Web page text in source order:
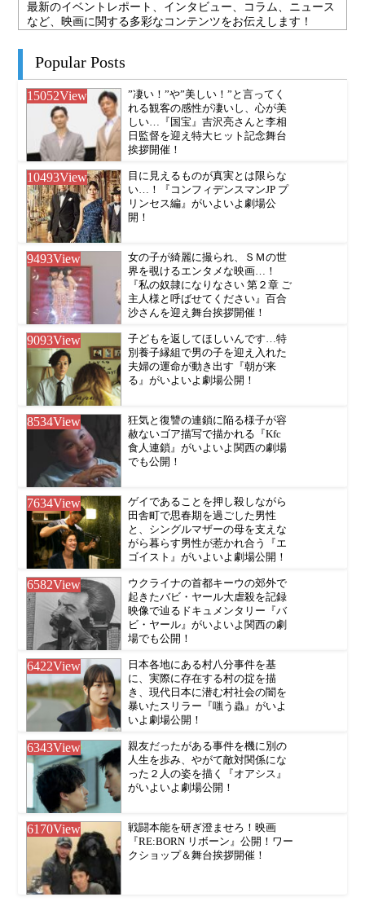
最新のイベントレポート、インタビュー、コラム、ニュース
など、映画に関する多彩なコンテンツをお伝えします！
Popular Posts
15052View
”凄い！”や”美しい！”と言ってく
れる観客の感性が凄いし、心が美
しい…『国宝』吉沢亮さんと李相
日監督を迎え特大ヒット記念舞台
挨拶開催！
10493View
目に見えるものが真実とは限らな
い…！『コンフィデンスマンJP プ
リンセス編』がいよいよ劇場公
開！
9493View
女の子が綺麗に撮られ、ＳＭの世
界を覗けるエンタメな映画…！
『私の奴隷になりなさい 第２章 ご
主人様と呼ばせてください』百合
沙さんを迎え舞台挨拶開催！
9093View
子どもを返してほしいんです…特
別養子縁組で男の子を迎え入れた
夫婦の運命が動き出す『朝が来
る』がいよいよ劇場公開！
8534View
狂気と復讐の連鎖に陥る様子が容
赦ないゴア描写で描かれる『Kfc
食人連鎖』がいよいよ関西の劇場
でも公開！
7634View
ゲイであることを押し殺しながら
田舎町で思春期を過ごした男性
と、シングルマザーの母を支えな
がら暮らす男性が惹かれ合う『エ
ゴイスト』がいよいよ劇場公開！
6582View
ウクライナの首都キーウの郊外で
起きたバビ・ヤール大虐殺を記録
映像で辿るドキュメンタリー『バ
ビ・ヤール』がいよいよ関西の劇
場でも公開！
6422View
日本各地にある村八分事件を基
に、実際に存在する村の掟を描
き、現代日本に潜む村社会の闇を
暴いたスリラー『嗤う蟲』がいよ
いよ劇場公開！
6343View
親友だったがある事件を機に別の
人生を歩み、やがて敵対関係にな
った２人の姿を描く『オアシス』
がいよいよ劇場公開！
6170View
戦闘本能を研ぎ澄ませろ！映画
『RE:BORN リボーン』公開！ワー
クショップ＆舞台挨拶開催！